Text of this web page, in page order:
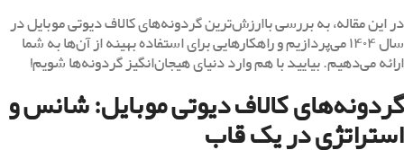
در این مقاله، به بررسی باارزش‌ترین گردونه‌های کالاف دیوتی موبایل در
سال ۱۴۰۴ می‌پردازیم و راهکارهایی برای استفاده بهینه از آن‌ها به شما
ارائه می‌دهیم. بیایید با هم وارد دنیای هیجان‌انگیز گردونه‌ها شویم!
گردونه‌های کالاف دیوتی موبایل: شانس و
استراتژی در یک قاب